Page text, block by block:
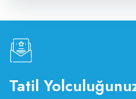
Tatil